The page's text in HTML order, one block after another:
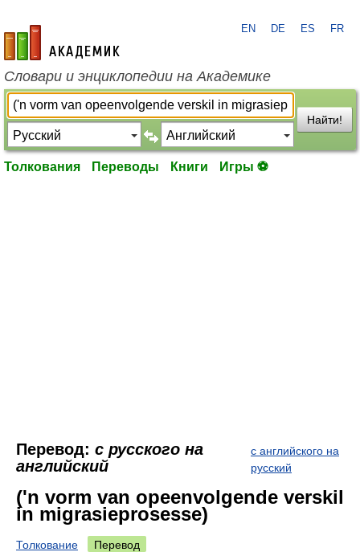
academic.ru
EN DE ES FR
Словари и энциклопедии на Академике
Найти!
Толкования Переводы Книги Игры ⚽
Перевод: с русского на
английский
с английского на
русский
('n vorm van opeenvolgende verskil
in migrasieprosesse)
Толкование Перевод